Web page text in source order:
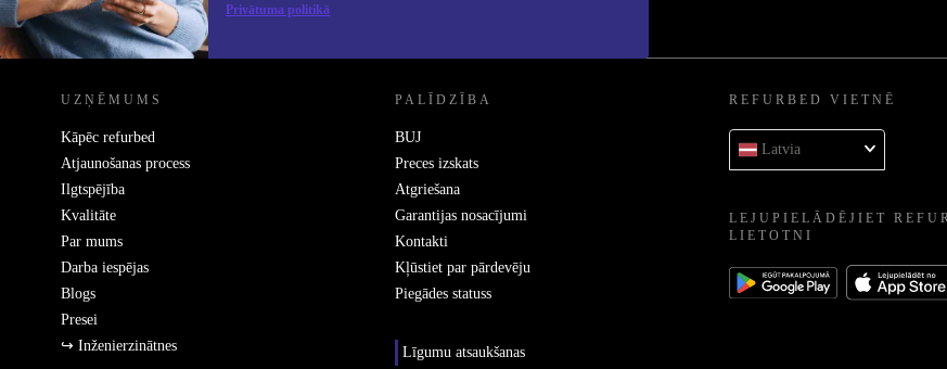
Privātuma politikā
REFURBED - RETHINK NEW.
UZŅĒMUMS
Kāpēc refurbed
Atjaunošanas process
Ilgtspējība
Kvalitāte
Par mums
Darba iespējas
Blogs
Presei
↪ Inženierzinātnes
PALĪDZĪBA
BUJ
Preces izskats
Atgriešana
Garantijas nosacījumi
Kontakti
Kļūstiet par pārdevēju
Piegādes statuss
Līgumu atsaukšanas
REFURBED VIETNĒ
Latvia
LEJUPIELĀDĒJIET
LIETOTNI